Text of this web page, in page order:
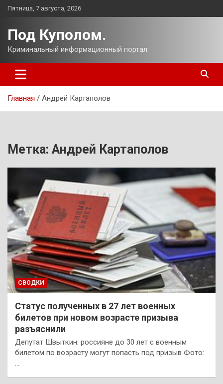
Перейти
Пятница, 7 августа, 2026
Под Куполом.
Криминальный информационный портал.
Главная Андрей Картаполов
Метка: Андрей Картаполов
СВОДКИ
Статус полученных в 27 лет военных
билетов при новом возрасте призыва
разъяснили
Депутат Швыткин: россияне до 30 лет с военным
билетом по возрасту могут попасть под призыв Фото:
…